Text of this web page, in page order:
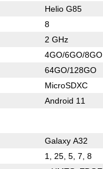
Helio G85
8
2 GHz
4GO/6GO/8GO
64GO/128GO
MicroSDXC
Android 11
Galaxy A32
1, 25, 5, 7, 8